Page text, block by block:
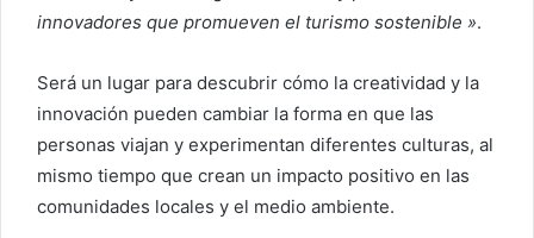
innovadores que promueven el turismo sostenible ».
Será un lugar para descubrir cómo la creatividad y la
innovación pueden cambiar la forma en que las
personas viajan y experimentan diferentes culturas, al
mismo tiempo que crean un impacto positivo en las
comunidades locales y el medio ambiente.